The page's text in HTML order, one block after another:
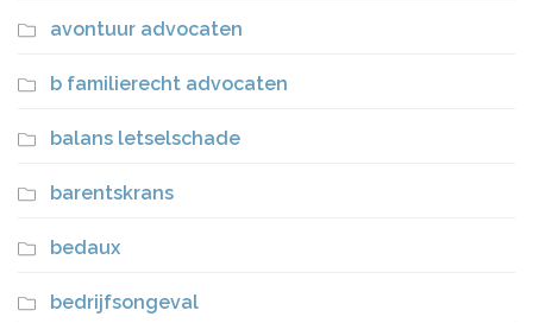
avontuur advocaten
b familierecht advocaten
balans letselschade
barentskrans
bedaux
bedrijfsongeval